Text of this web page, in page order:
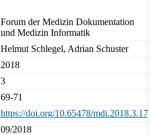
Forum der Medizin Dokumentation
und Medizin Informatik
Helmut Schlegel, Adrian Schuster
2018
3
69-71
https://doi.org/10.65478/mdi.2018.3.17
09/2018